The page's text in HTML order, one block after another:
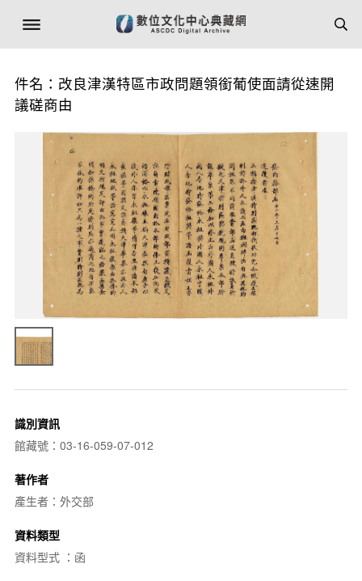
件名：改良津漢特區市政問題領銜葡使面請從速開
議磋商由
識別資訊
館藏號：03-16-059-07-012
著作者
產生者：外交部
資料類型
資料型式 ：函